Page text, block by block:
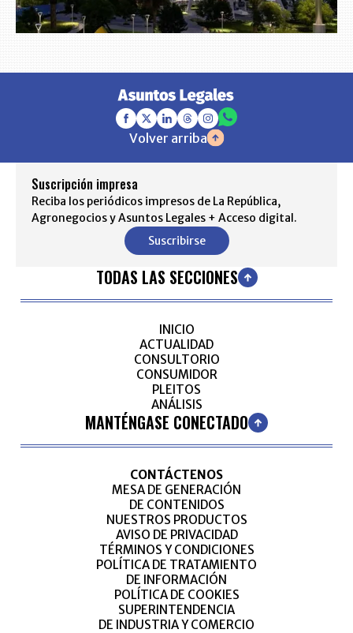
Volver arriba
Suscripción impresa
Reciba los periódicos impresos de La República,
Agronegocios y Asuntos Legales + Acceso digital.
Suscribirse
TODAS LAS SECCIONES
INICIO
ACTUALIDAD
CONSULTORIO
CONSUMIDOR
PLEITOS
ANÁLISIS
MANTÉNGASE CONECTADO
CONTÁCTENOS
MESA DE GENERACIÓN
DE CONTENIDOS
NUESTROS PRODUCTOS
AVISO DE PRIVACIDAD
TÉRMINOS Y CONDICIONES
POLÍTICA DE TRATAMIENTO
DE INFORMACIÓN
POLÍTICA DE COOKIES
SUPERINTENDENCIA
DE INDUSTRIA Y COMERCIO